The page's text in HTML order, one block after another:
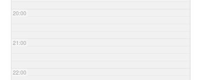
20:00
21:00
22:00